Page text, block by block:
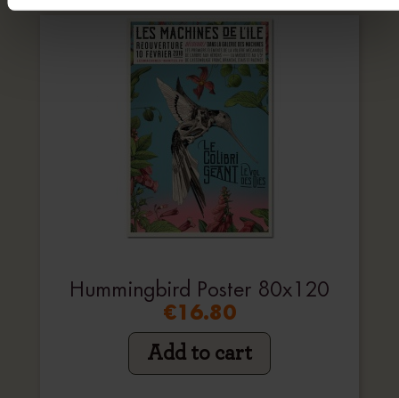
Hummingbird Poster 80x120
€16.80
Add to cart